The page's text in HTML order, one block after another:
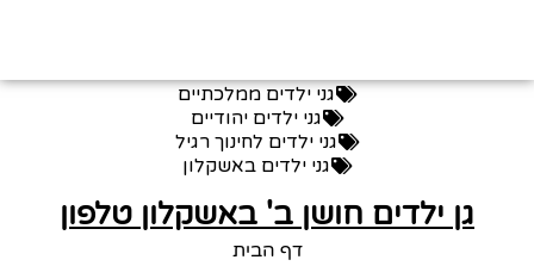
גני ילדים ממלכתיים
גני ילדים יהודיים
גני ילדים לחינוך רגיל
גני ילדים באשקלון
גן ילדים חושן ב' באשקלון טלפון
דף הבית